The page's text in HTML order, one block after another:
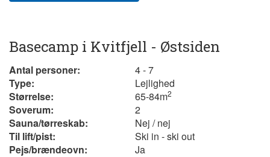
Basecamp i Kvitfjell - Østsiden
Antal personer:
4 - 7
Type:
Lejlighed
Størrelse:
65-84m2
Soverum:
2
Sauna/tørreskab:
Nej / nej
Til lift/pist:
Ski in - ski out
Pejs/brændeovn:
Ja